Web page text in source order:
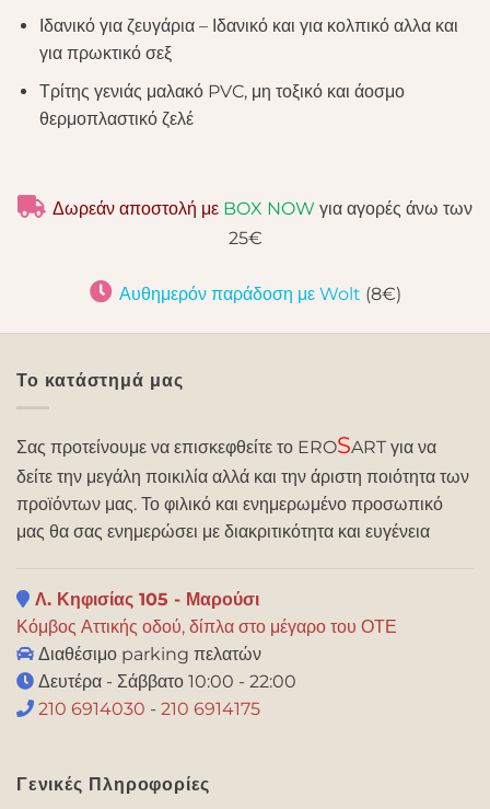
Ιδανικό για ζευγάρια – Ιδανικό και για κολπικό αλλα και
για πρωκτικό σεξ
Τρίτης γενιάς μαλακό PVC, μη τοξικό και άοσμο
θερμοπλαστικό ζελέ
Δωρεάν αποστολή με BOX NOW για αγορές άνω των
25€
Αυθημερόν παράδοση με Wolt (8€)
Το κατάστημά μας
Σας προτείνουμε να επισκεφθείτε το EROSART για να
δείτε την μεγάλη ποικιλία αλλά και την άριστη ποιότητα των
προϊόντων μας. Το φιλικό και ενημερωμένο προσωπικό
μας θα σας ενημερώσει με διακριτικότητα και ευγένεια
Λ. Κηφισίας 105 - Μαρούσι
Κόμβος Αττικής οδού, δίπλα στο μέγαρο του ΟΤΕ
Διαθέσιμο parking πελατών
Δευτέρα - Σάββατο 10:00 - 22:00
210 6914030 - 210 6914175
Γενικές Πληροφορίες